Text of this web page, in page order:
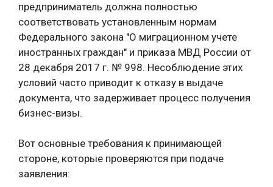
предприниматель должна полностью
соответствовать установленным нормам
Федерального закона "О миграционном учете
иностранных граждан" и приказа МВД России от
28 декабря 2017 г. № 998. Несоблюдение этих
условий часто приводит к отказу в выдаче
документа, что задерживает процесс получения
бизнес-визы.
Вот основные требования к принимающей
стороне, которые проверяются при подаче
заявления: